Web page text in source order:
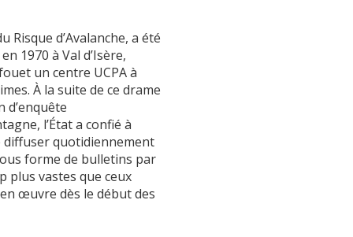
Risque d’Avalanche, a été
1970 à Val d’Isère,
un centre UCPA à
À la suite de ce drame
l’État a confié à
diffuser quotidiennement
forme de bulletins par
plus vastes que ceux
œuvre dès le début des